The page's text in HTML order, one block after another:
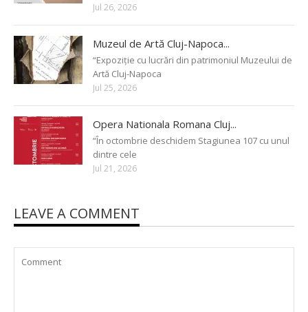
Jul 26, 2026
Muzeul de Artă Cluj-Napoca...
“Expoziție cu lucrări din patrimoniul Muzeului de
Artă Cluj-Napoca
Jul 25, 2026
Opera Nationala Romana Cluj...
“În octombrie deschidem Stagiunea 107 cu unul
dintre cele
Jul 21, 2026
LEAVE A COMMENT